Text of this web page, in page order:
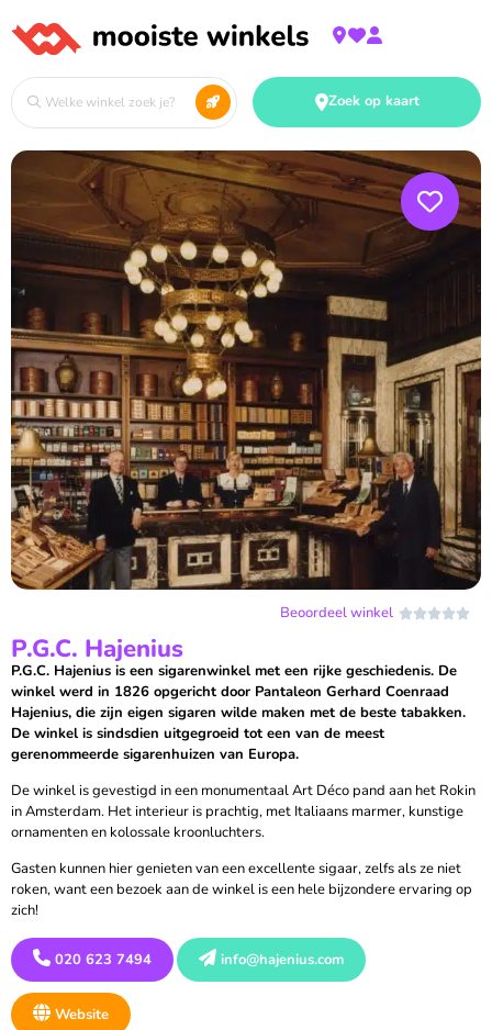
Zoek op kaart
Beoordeel winkel 
P.G.C. Hajenius
P.G.C. Hajenius is een sigarenwinkel met een rijke geschiedenis. De
winkel werd in 1826 opgericht door Pantaleon Gerhard Coenraad
Hajenius, die zijn eigen sigaren wilde maken met de beste tabakken.
De winkel is sindsdien uitgegroeid tot een van de meest
gerenommeerde sigarenhuizen van Europa.
De winkel is gevestigd in een monumentaal Art Déco pand aan het Rokin
in Amsterdam. Het interieur is prachtig, met Italiaans marmer, kunstige
ornamenten en kolossale kroonluchters.
Gasten kunnen hier genieten van een excellente sigaar, zelfs als ze niet
roken, want een bezoek aan de winkel is een hele bijzondere ervaring op
zich!
020 623 7494 info@hajenius.com
Website